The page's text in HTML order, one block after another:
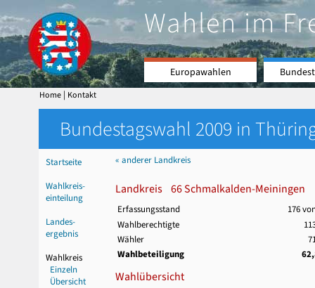
Wahlen im
Europawahlen
Home | Kontakt
Bundestagswahl 2009 in
Startseite
Wahlkreis-
einteilung
Landes-
ergebnis
Wahlkreis
Einzeln
Übersicht
« anderer Landkreis
Landkreis 66 Schmalkalden-Meiningen
Erfassungsstand
176
Wahlberechtigte
Wähler
Wahlbeteiligung
Wahlübersicht